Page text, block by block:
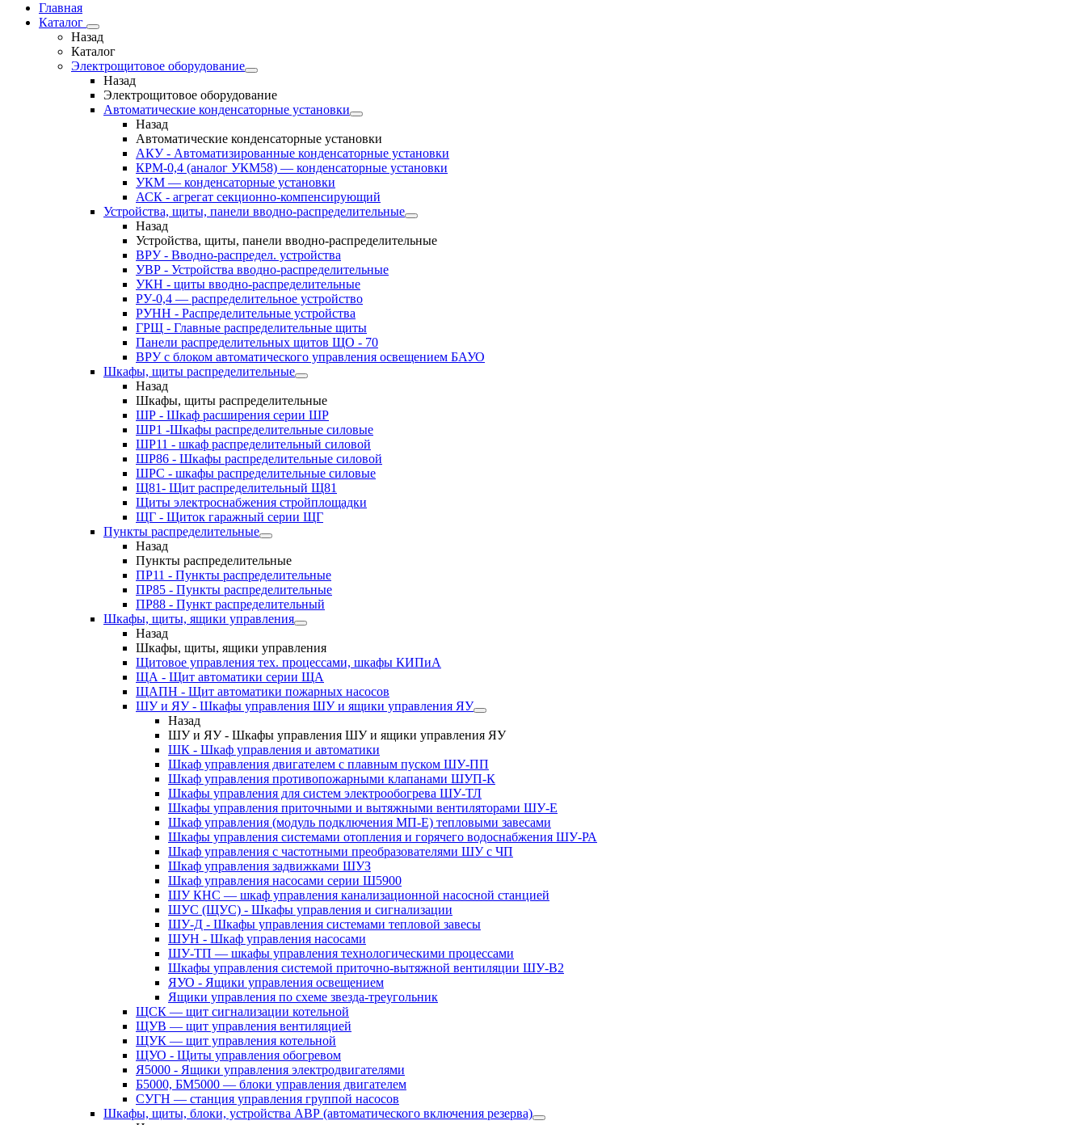
Главная
Каталог
Назад
Каталог
Электрощитовое оборудование
Назад
Электрощитовое оборудование
Автоматические конденсаторные установки
Назад
Автоматические конденсаторные установки
АКУ - Автоматизированные конденсаторные установки
КРМ-0,4 (аналог УКМ58) — конденсаторные установки
УКМ — конденсаторные установки
АСК - агрегат секционно-компенсирующий
Устройства, щиты, панели вводно-распределительные
Назад
Устройства, щиты, панели вводно-распределительные
ВРУ - Вводно-распредел. устройства
УВР - Устройства вводно-распределительные
УКН - щиты вводно-распределительные
РУ-0,4 — распределительное устройство
РУНН - Распределительные устройства
ГРЩ - Главные распределительные щиты
Панели распределительных щитов ЩО - 70
ВРУ с блоком автоматического управления освещением БАУО
Шкафы, щиты распределительные
Назад
Шкафы, щиты распределительные
ШР - Шкаф расширения серии ШР
ШР1 -Шкафы распределительные силовые
ШР11 - шкаф распределительный силовой
ШР86 - Шкафы распределительные силовой
ШРС - шкафы распределительные силовые
Щ81- Щит распределительный Щ81
Щиты электроснабжения стройплощадки
ЩГ - Щиток гаражный серии ЩГ
Пункты распределительные
Назад
Пункты распределительные
ПР11 - Пункты распределительные
ПР85 - Пункты распределительные
ПР88 - Пункт распределительный
Шкафы, щиты, ящики управления
Назад
Шкафы, щиты, ящики управления
Щитовое управления тех. процессами, шкафы КИПиА
ЩА - Щит автоматики серии ЩА
ЩАПН - Щит автоматики пожарных насосов
ШУ и ЯУ - Шкафы управления ШУ и ящики управления ЯУ
Назад
ШУ и ЯУ - Шкафы управления ШУ и ящики управления ЯУ
ШК - Шкаф управления и автоматики
Шкаф управления двигателем с плавным пуском ШУ-ПП
Шкаф управления противопожарными клапанами ШУП-К
Шкафы управления для систем электрообогрева ШУ-ТЛ
Шкафы управления приточными и вытяжными вентиляторами ШУ-Е
Шкаф управления (модуль подключения МП-Е) тепловыми завесами
Шкафы управления системами отопления и горячего водоснабжения ШУ-РА
Шкаф управления с частотными преобразователями ШУ с ЧП
Шкаф управления задвижками ШУЗ
Шкаф управления насосами серии Ш5900
ШУ КНС — шкаф управления канализационной насосной станцией
ШУС (ЩУС) - Шкафы управления и сигнализации
ШУ-Д - Шкафы управления системами тепловой завесы
ШУН - Шкаф управления насосами
ШУ-ТП — шкафы управления технологическими процессами
Шкафы управления системой приточно-вытяжной вентиляции ШУ-В2
ЯУО - Ящики управления освещением
Ящики управления по схеме звезда-треугольник
ЩСК — щит сигнализации котельной
ЩУВ — щит управления вентиляцией
ЩУК — щит управления котельной
ЩУО - Щиты управления обогревом
Я5000 - Ящики управления электродвигателями
Б5000, БМ5000 — блоки управления двигателем
СУГН — станция управления группой насосов
Шкафы, щиты, блоки, устройства АВР (автоматического включения резерва)